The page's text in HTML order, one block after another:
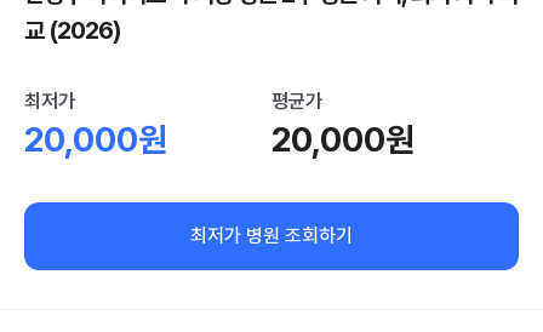
교 (2026)
최저가
20,000원
평균가
20,000원
최저가 병원 조회하기